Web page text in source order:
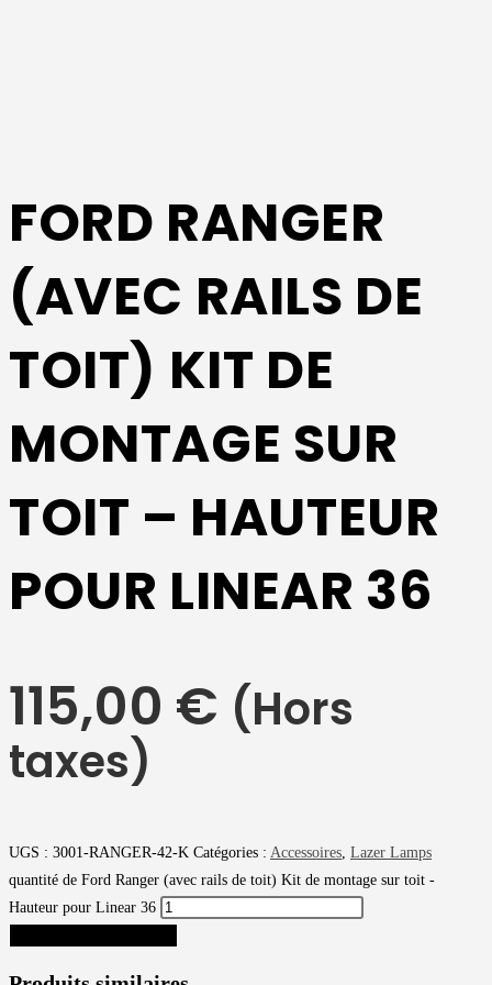
FORD RANGER
(AVEC RAILS DE
TOIT) KIT DE
MONTAGE SUR
TOIT – HAUTEUR
POUR LINEAR 36
115,00 € (Hors
taxes)
UGS : 3001-RANGER-42-K Catégories : Accessoires, Lazer Lamps
quantité de Ford Ranger (avec rails de toit) Kit de montage sur toit -
Hauteur pour Linear 36